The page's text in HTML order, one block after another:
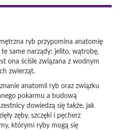
ryb przypomina anatomię
same narządy: jelito, wątrobę,
ona ściśle związana z wodnym
zwierząt.
anatomii ryb oraz związku
pokarmu a budową
dowiedzą się także, jak
zęby, szczęki i pęcherz
którymi ryby mogą się